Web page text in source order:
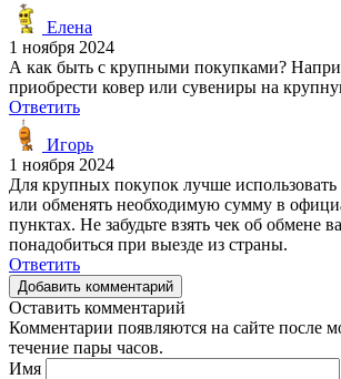
Елена
1 ноября 2024
А как быть с крупными покупками?
приобрести ковер или сувениры на
Ответить
Игорь
1 ноября 2024
Для крупных покупок лучше использовать
или обменять необходимую сумму в
пунктах. Не забудьте взять чек об обмене
понадобиться при выезде из страны.
Ответить
Добавить комментарий
Оставить комментарий
Комментарии появляются на сайте после
течение пары часов.
Имя